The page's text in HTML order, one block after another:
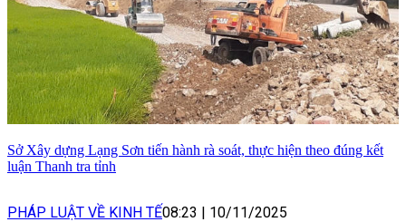
Sở Xây dựng Lạng Sơn tiến hành rà soát, thực hiện theo đúng kết
luận Thanh tra tỉnh
PHÁP LUẬT VỀ KINH TẾ08:23 | 10/11/2025